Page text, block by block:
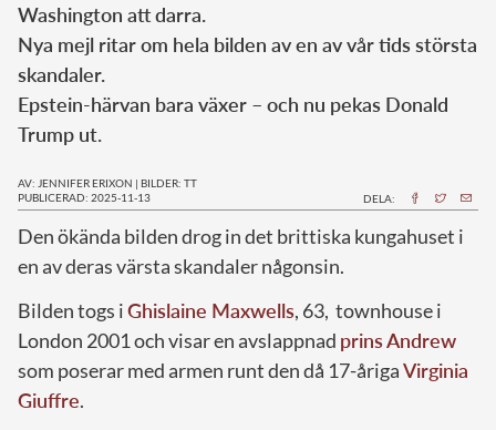
Washington att darra.
Nya mejl ritar om hela bilden av en av vår tids största
skandaler.
Epstein-härvan bara växer – och nu pekas Donald
Trump ut.
AV: JENNIFER ERIXON | BILDER: TT
PUBLICERAD: 2025-11-13
DELA:
Den ökända bilden drog in det brittiska kungahuset i
en av deras värsta skandaler någonsin.
Bilden togs iGhislaine Maxwells, 63, townhouse i
London 2001 och visar en avslappnad prins Andrew
som poserar med armen runt den då 17-årigaVirginia
Giuffre.